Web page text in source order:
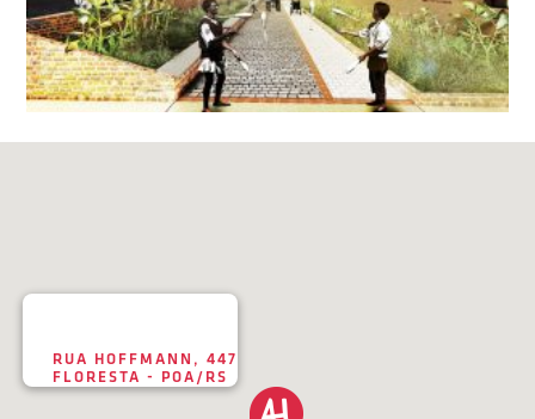
RUA HOFFMANN, 447
FLORESTA - POA/RS